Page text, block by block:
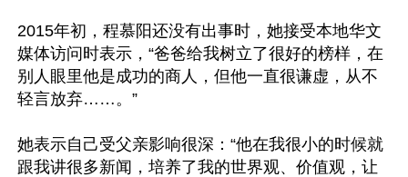
2015年初，程慕阳还没有出事时，她接受本地华文
媒体访问时表示，“爸爸给我树立了很好的榜样，在
别人眼里他是成功的商人，但他一直很谦虚，从不
轻言放弃……。”
她表示自己受父亲影响很深：“他在我很小的时候就
跟我讲很多新闻，培养了我的世界观、价值观，让